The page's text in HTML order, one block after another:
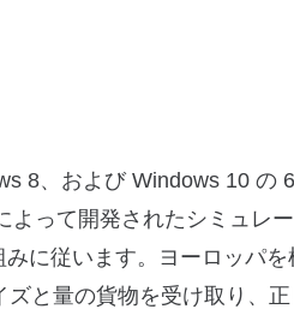
8、および Windows 10 の
って開発されたシミュレ
に従います。ヨーロッパ
と量の貨物を受け取り、